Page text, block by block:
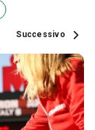
Successivo